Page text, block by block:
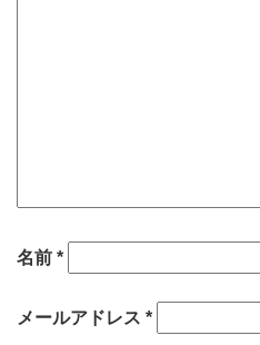
名前 *
メールアドレス *